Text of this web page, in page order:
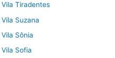
Tiradentes
Suzana
Sônia
Sofia